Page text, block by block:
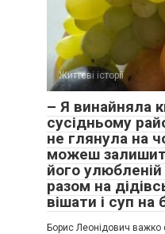
Життєві історії
– Я винайняла
сусідньому
не глянула на
можеш
його улюбленій
разом на
вішати і суп на
Борис Леонідович важко